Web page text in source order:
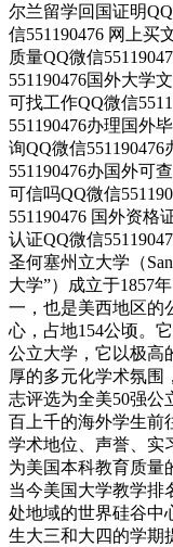
尔兰留学回国证明
信551190476 网上买
质量QQ微信
551190476国外大学
可找工作QQ微信
551190476办理国外
询QQ微信
551190476办国外可
可信吗QQ微信
551190476 国外资格
认证QQ微信
圣何塞州立大学（
大学”）成立于1857
一，也是美西地区的
心，占地154公顷。
公立大学，它以极高
厚的多元化学术氛围
志评选为全美50强公
百上千的海外学生前
学术地位、声誉、实
为美国本科教育质量
当今美国大学教学排
处地域的世界硅谷中
生大三和大四的学期